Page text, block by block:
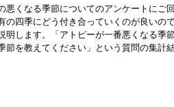
悪くなる季節についてのアンケートにご
の四季にどう付き合っていくのが良いの
明します。「アトピーが一番悪くなる季
節を教えてください」という質問の集計